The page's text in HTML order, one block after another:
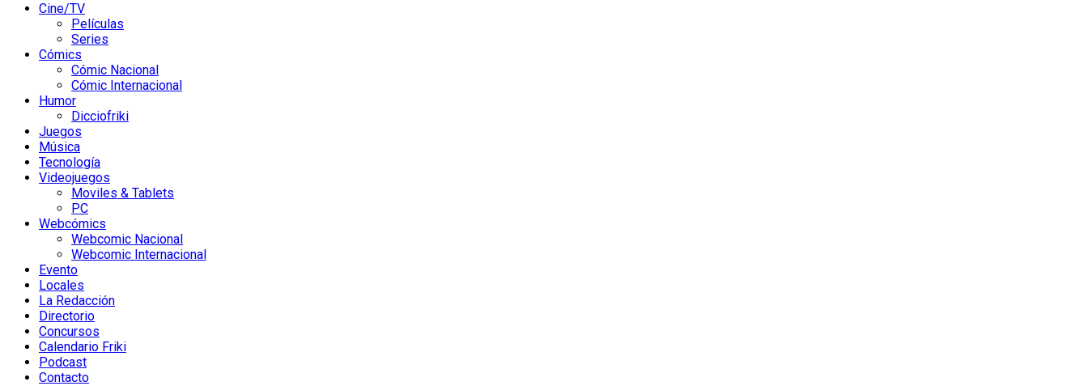
Cine/TV
Películas
Series
Cómics
Cómic Nacional
Cómic Internacional
Humor
Dicciofriki
Juegos
Música
Tecnología
Videojuegos
Moviles & Tablets
PC
Webcómics
Webcomic Nacional
Webcomic Internacional
Evento
Locales
La Redacción
Directorio
Concursos
Calendario Friki
Podcast
Contacto